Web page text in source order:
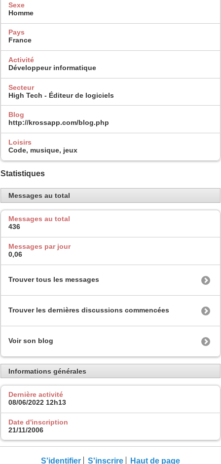
Sexe
Homme
Pays
France
Activité
Développeur informatique
Secteur
High Tech - Éditeur de logiciels
Blog
http://krossapp.com/blog.php
Loisirs
Code, musique, jeux
Statistiques
Messages au total
Messages au total
436
Messages par jour
0,06
Trouver tous les messages
Trouver les dernières discussions commencées
Voir son blog
Informations générales
Dernière activité
08/06/2022 12h13
Date d'inscription
21/11/2006
S'identifier S'inscrire Haut de page